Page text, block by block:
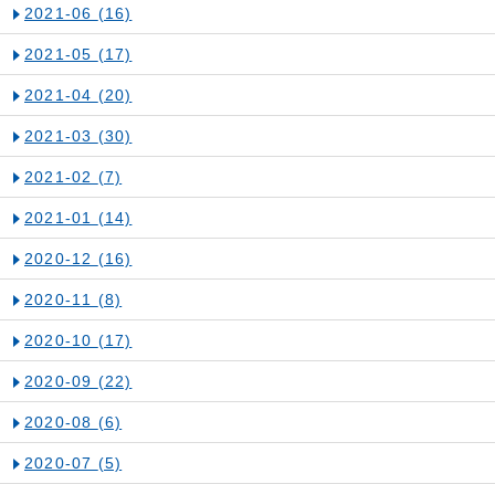
2021-06 (16)
2021-05 (17)
2021-04 (20)
2021-03 (30)
2021-02 (7)
2021-01 (14)
2020-12 (16)
2020-11 (8)
2020-10 (17)
2020-09 (22)
2020-08 (6)
2020-07 (5)